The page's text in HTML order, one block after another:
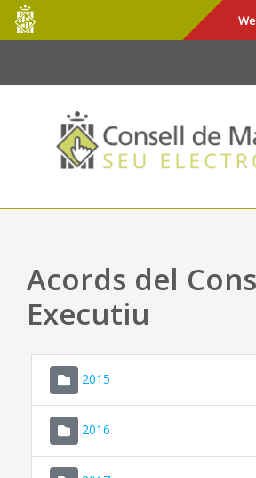
Salta al contingut principal
Consell
de
Mallorca
Acords del
Executiu
2015
2016